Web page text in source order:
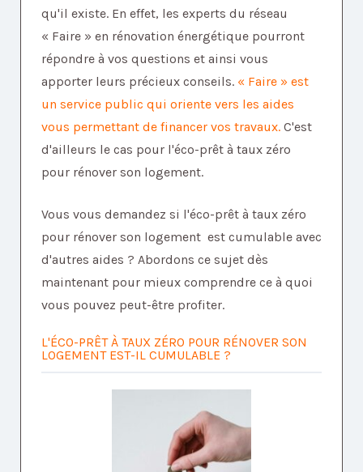
qu'il existe. En effet, les experts du réseau
« Faire » en rénovation énergétique pourront
répondre à vos questions et ainsi vous
apporter leurs précieux conseils. « Faire » est
un service public qui oriente vers les aides
vous permettant de financer vos travaux. C'est
d'ailleurs le cas pour l'éco-prêt à taux zéro
pour rénover son logement.
Vous vous demandez si l'éco-prêt à taux zéro
pour rénover son logement est cumulable avec
d'autres aides ? Abordons ce sujet dès
maintenant pour mieux comprendre ce à quoi
vous pouvez peut-être profiter.
L'ÉCO-PRÊT À TAUX ZÉRO POUR RÉNOVER SON
LOGEMENT EST-IL CUMULABLE ?